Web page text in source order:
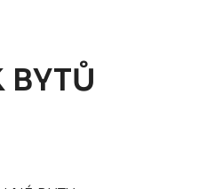
BYTŮ